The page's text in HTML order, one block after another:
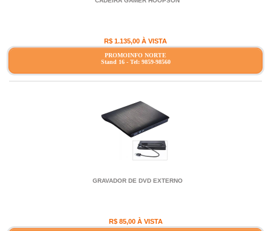
R$ 1.135,00 À VISTA
PROMOINFO NORTE
Stand 16 - Tel: 9859-98560
GRAVADOR DE DVD EXTERNO
R$ 85,00 À VISTA